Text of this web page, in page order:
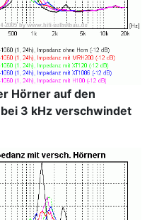
Hörner auf den
3 kHz verschwindet